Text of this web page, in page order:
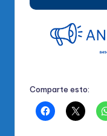
Comparte esto: